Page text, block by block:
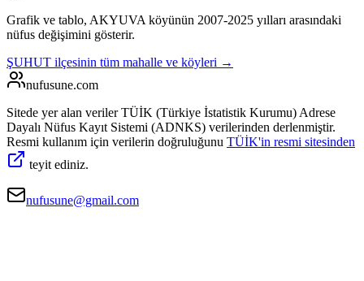
Grafik ve tablo, AKYUVA köyünün 2007-2025 yılları arasındaki
nüfus değişimini gösterir.
ŞUHUT ilçesinin tüm mahalle ve köyleri →
nufusune.com
Sitede yer alan veriler TÜİK (Türkiye İstatistik Kurumu) Adrese
Dayalı Nüfus Kayıt Sistemi (ADNKS) verilerinden derlenmiştir.
Resmi kullanım için verilerin doğruluğunu TÜİK'in resmi sitesinden
teyit ediniz.
nufusune@gmail.com